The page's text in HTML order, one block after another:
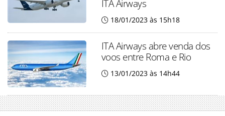
ITA Airways
18/01/2023 às 15h18
ITA Airways abre venda dos
voos entre Roma e Rio
13/01/2023 às 14h44